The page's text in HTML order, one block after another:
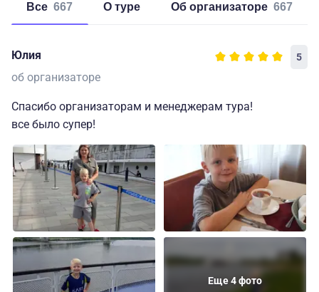
Все 667 о туре об организаторе 667
Юлия 5
об организаторе
Спасибо организаторам и менеджерам тура!
все было супер!
Еще 4 фото